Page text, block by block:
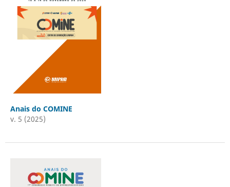
Anais do COMINE
v. 5 (2025)